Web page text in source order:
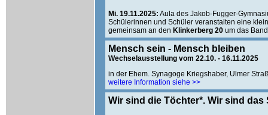
Mi. 19.11.2025: Aula des Jakob-Fugger-
Schülerinnen und Schüler veranstalten eine
gemeinsam an den Klinkerberg 20 um das
Mensch sein - Mensch bleiben
Wechselausstellung vom 22.10. - 16.11.2025
in der Ehem. Synagoge Kriegshaber, Ulmer
weitere Information siehe >>
Wir sind die Töchter*. Wir sind das